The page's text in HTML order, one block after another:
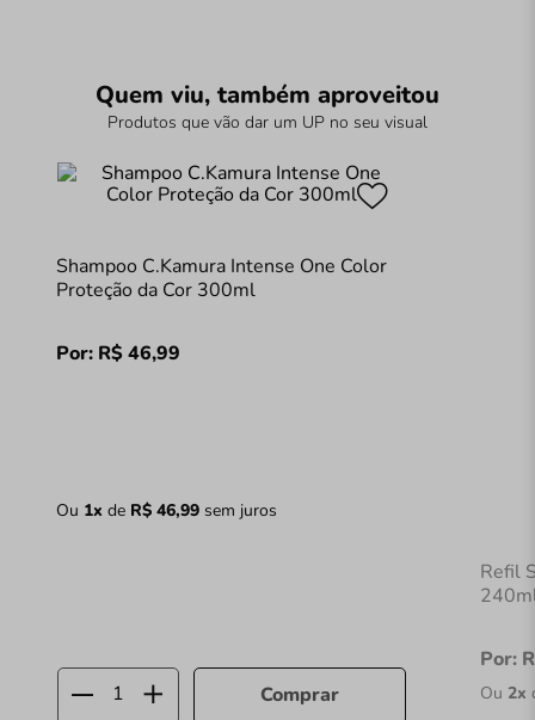
Quem viu, também aproveitou
Produtos que vão dar um UP no seu visual
Shampoo C.Kamura Intense One Color
Proteção da Cor 300ml
Por: R$46,99
Ou 1x de R$ 46,99sem juros
Comprar
Refil
Por:
Ou 2x